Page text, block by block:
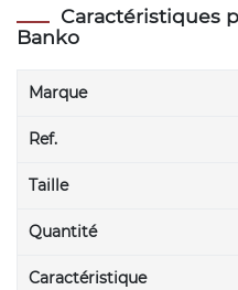
Caractéristiques
Banko
Marque
Ref.
Taille
Quantité
Caractéristique